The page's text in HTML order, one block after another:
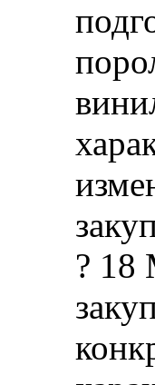
? 18